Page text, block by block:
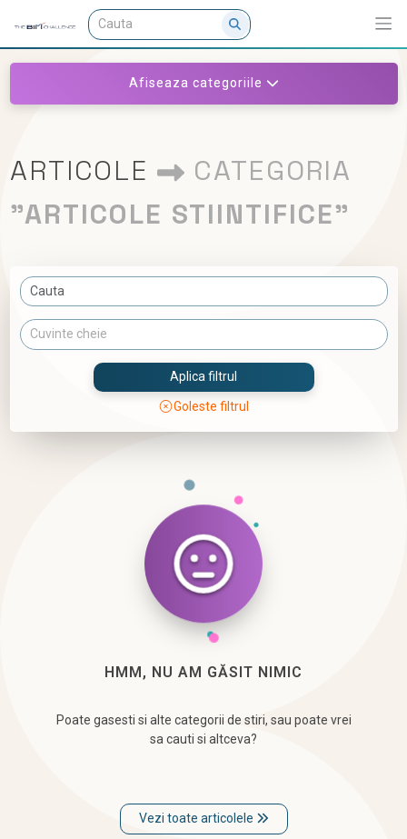
Afiseaza categoriile
ARTICOLE
CATEGORIA
"ARTICOLE STIINTIFICE"
Aplica filtrul
Goleste filtrul
HMM, NU AM GĂSIT NIMIC
Poate gasesti si alte categorii de stiri, sau poate vrei
sa cauti si altceva?
Vezi toate articolele